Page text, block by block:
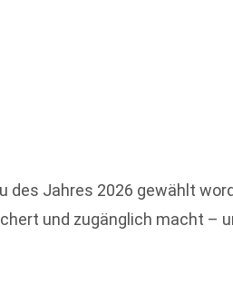
des Jahres 2026 gewählt
und zugänglich macht –